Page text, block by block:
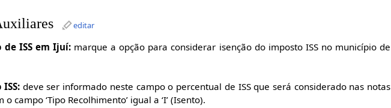
editar
de ISS em Ijuí:marque a opção para considerar isenção do imposto ISS no município de
deve ser informado neste campo o percentual de ISS que será considerado nas notas
campo ‘Tipo Recolhimento’ igual a ‘I’ (Isento).